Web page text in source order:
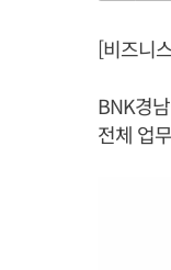
[비즈니
BNK경
전체 업